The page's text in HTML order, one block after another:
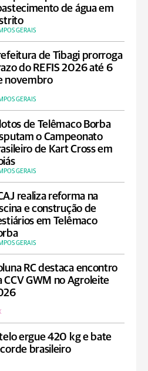
de água em
GERAIS
de Tibagi prorroga
do REFIS 2026 até 6
novembro
GERAIS
de Telêmaco Borba
o Campeonato
de Kart Cross em
GERAIS
realiza reforma na
e construção de
em Telêmaco
GERAIS
RC destaca encontro
CCV GWM no Agroleite
ergue 420 kg e bate
brasileiro